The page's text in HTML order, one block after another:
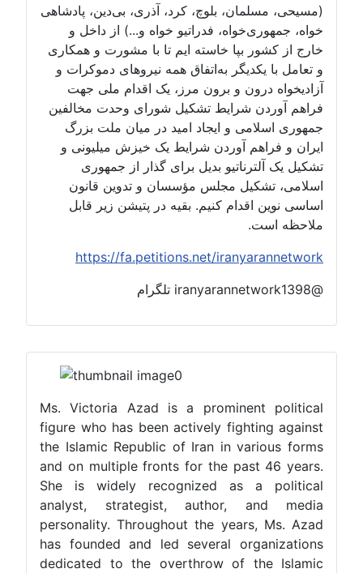
Ms. Victoria Azad is a prominent political
figure who has been actively fighting against
the Islamic Republic of Iran in various forms
and on multiple fronts for the past 46 years.
She is widely recognized as a political
analyst, strategist, author, and media
personality. Throughout the years, Ms. Azad
has founded and led several organizations
dedicated to the overthrow of the Islamic
(مسیحی، مسلمان، بلوچ، کرد، آذری، بی‌دین، پادشاهی
خواه، جمهوری‌خواه، فدراتیو خواه و...) از داخل و
خارج از کشور بپا خاسته ایم تا با مشورت و همکاری
و تعامل با یکدیگر به‌اتفاق همه نیروهای دموکرات و
آزادیخواه درون و برون مرز، یک اقدام ملی جهت
فراهم آوردن شرایط تشکیل شورای وحدت مخالفین
جمهوری اسلامی و ایجاد امید در میان ملت بزرگ
ایران و فراهم آوردن شرایط یک خیزش میلیونی و
تشکیل یک آلترناتیو بدیل برای گذار از جمهوری
اسلامی، تشکیل مجلس مؤسسان و تدوین قانون
اساسی نوین اقدام کنیم. بقیه در پتیشن زیر قابل
ملاحظه است.
https://fa.petitions.net/iranyarannetwork